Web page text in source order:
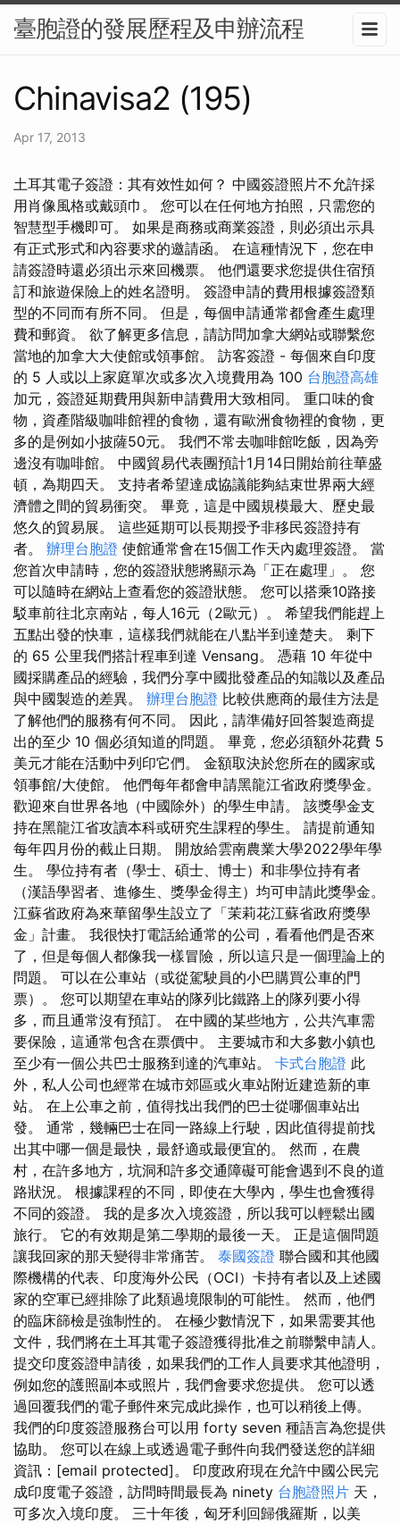
臺胞證的發展歷程及申辦流程
Chinavisa2 (195)
Apr 17, 2013
土耳其電子簽證：其有效性如何？ 中國簽證照片不允許採
用肖像風格或戴頭巾。 您可以在任何地方拍照，只需您的
智慧型手機即可。 如果是商務或商業簽證，則必須出示具
有正式形式和內容要求的邀請函。 在這種情況下，您在申
請簽證時還必須出示來回機票。 他們還要求您提供住宿預
訂和旅遊保險上的姓名證明。 簽證申請的費用根據簽證類
型的不同而有所不同。 但是，每個申請通常都會產生處理
費和郵資。 欲了解更多信息，請訪問加拿大網站或聯繫您
當地的加拿大大使館或領事館。 訪客簽證 - 每個來自印度
的 5 人或以上家庭單次或多次入境費用為 100 台胞證高雄
加元，簽證延期費用與新申請費用大致相同。 重口味的食
物，資產階級咖啡館裡的食物，還有歐洲食物裡的食物，更
多的是例如小披薩50元。 我們不常去咖啡館吃飯，因為旁
邊沒有咖啡館。 中國貿易代表團預計1月14日開始前往華盛
頓，為期四天。 支持者希望達成協議能夠結束世界兩大經
濟體之間的貿易衝突。 畢竟，這是中國規模最大、歷史最
悠久的貿易展。 這些延期可以長期授予非移民簽證持有
者。 辦理台胞證 使館通常會在15個工作天內處理簽證。 當
您首次申請時，您的簽證狀態將顯示為「正在處理」。 您
可以隨時在網站上查看您的簽證狀態。 您可以搭乘10路接
駁車前往北京南站，每人16元（2歐元）。 希望我們能趕上
五點出發的快車，這樣我們就能在八點半到達楚夫。 剩下
的 65 公里我們搭計程車到達 Vensang。 憑藉 10 年從中
國採購產品的經驗，我們分享中國批發產品的知識以及產品
與中國製造的差異。 辦理台胞證 比較供應商的最佳方法是
了解他們的服務有何不同。 因此，請準備好回答製造商提
出的至少 10 個必須知道的問題。 畢竟，您必須額外花費 5
美元才能在活動中列印它們。 金額取決於您所在的國家或
領事館/大使館。 他們每年都會申請黑龍江省政府獎學金。
歡迎來自世界各地（中國除外）的學生申請。 該獎學金支
持在黑龍江省攻讀本科或研究生課程的學生。 請提前通知
每年四月份的截止日期。 開放給雲南農業大學2022學年學
生。 學位持有者（學士、碩士、博士）和非學位持有者
（漢語學習者、進修生、獎學金得主）均可申請此獎學金。
江蘇省政府為來華留學生設立了「茉莉花江蘇省政府獎學
金」計畫。 我很快打電話給通常的公司，看看他們是否來
了，但是每個人都像我一樣冒險，所以這只是一個理論上的
問題。 可以在公車站（或從駕駛員的小巴購買公車的門
票）。 您可以期望在車站的隊列比鐵路上的隊列要小得
多，而且通常沒有預訂。 在中國的某些地方，公共汽車需
要保險，這通常包含在票價中。 主要城市和大多數小鎮也
至少有一個公共巴士服務到達的汽車站。 卡式台胞證 此
外，私人公司也經常在城市郊區或火車站附近建造新的車
站。 在上公車之前，值得找出我們的巴士從哪個車站出
發。 通常，幾輛巴士在同一路線上行駛，因此值得提前找
出其中哪一個是最快，最舒適或最便宜的。 然而，在農
村，在許多地方，坑洞和許多交通障礙可能會遇到不良的道
路狀況。 根據課程的不同，即使在大學內，學生也會獲得
不同的簽證。 我的是多次入境簽證，所以我可以輕鬆出國
旅行。 它的有效期是第二學期的最後一天。 正是這個問題
讓我回家的那天變得非常痛苦。 泰國簽證 聯合國和其他國
際機構的代表、印度海外公民（OCI）卡持有者以及上述國
家的空軍已經排除了此類過境限制的可能性。 然而，他們
的臨床篩檢是強制性的。 在極少數情況下，如果需要其他
文件，我們將在土耳其電子簽證獲得批准之前聯繫申請人。
提交印度簽證申請後，如果我們的工作人員要求其他證明，
例如您的護照副本或照片，我們會要求您提供。 您可以透
過回覆我們的電子郵件來完成此操作，也可以稍後上傳。
我們的印度簽證服務台可以用 forty seven 種語言為您提供
協助。 您可以在線上或透過電子郵件向我們發送您的詳細
資訊：[email protected]。 印度政府現在允許中國公民完
成印度電子簽證，訪問時間最長為 ninety 台胞證照片 天，
可多次入境印度。 三十年後，匈牙利回歸俄羅斯，以美